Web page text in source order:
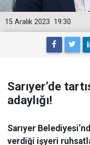
19:30
15 Aralık 2023
Sarıyer’de
adaylığı!
Sarıyer
verdiği işyeri